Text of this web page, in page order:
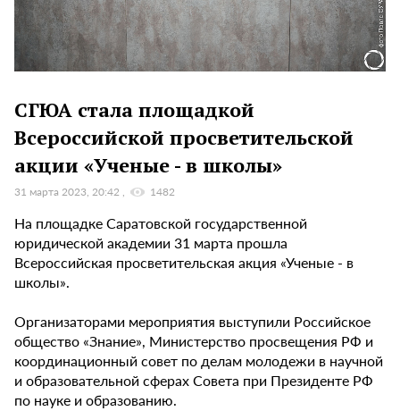
СГЮА стала площадкой
Всероссийской просветительской
акции «Ученые - в школы»
31 марта 2023, 20:42 1482
На площадке Саратовской государственной
юридической академии 31 марта прошла
Всероссийская просветительская акция «Ученые - в
школы».
Организаторами мероприятия выступили Российское
общество «Знание», Министерство просвещения РФ и
координационный совет по делам молодежи в научной
и образовательной сферах Совета при Президенте РФ
по науке и образованию.